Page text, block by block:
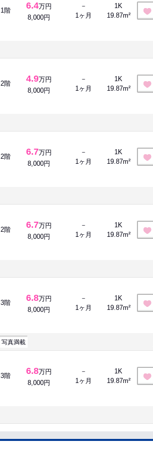
1階 6.4万円
8,000円
－
1ヶ月
1K
19.87m²
2階 4.9万円
8,000円
－
1ヶ月
1K
19.87m²
2階 6.7万円
8,000円
－
1ヶ月
1K
19.87m²
2階 6.7万円
8,000円
－
1ヶ月
1K
19.87m²
3階 6.8万円
8,000円
－
1ヶ月
1K
19.87m²
写真満載
3階 6.8万円
8,000円
－
1ヶ月
1K
19.87m²